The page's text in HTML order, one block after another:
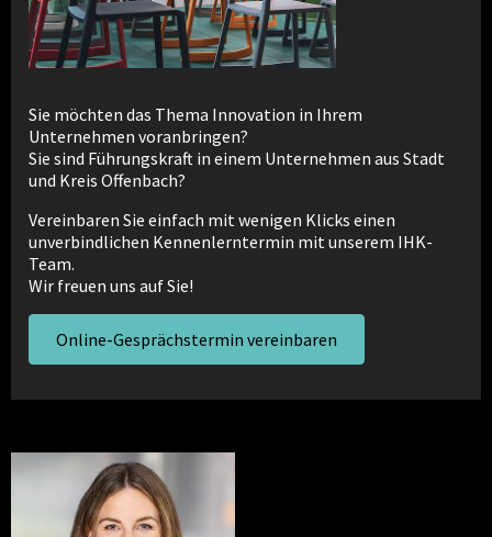
Sie möchten das Thema Innovation in Ihrem
Unternehmen voranbringen?
Sie sind Führungskraft in einem Unternehmen aus Stadt
und Kreis Offenbach?
Vereinbaren Sie einfach mit wenigen Klicks einen
unverbindlichen Kennenlerntermin mit unserem IHK-
Team.
Wir freuen uns auf Sie!
Online-Gesprächstermin vereinbaren